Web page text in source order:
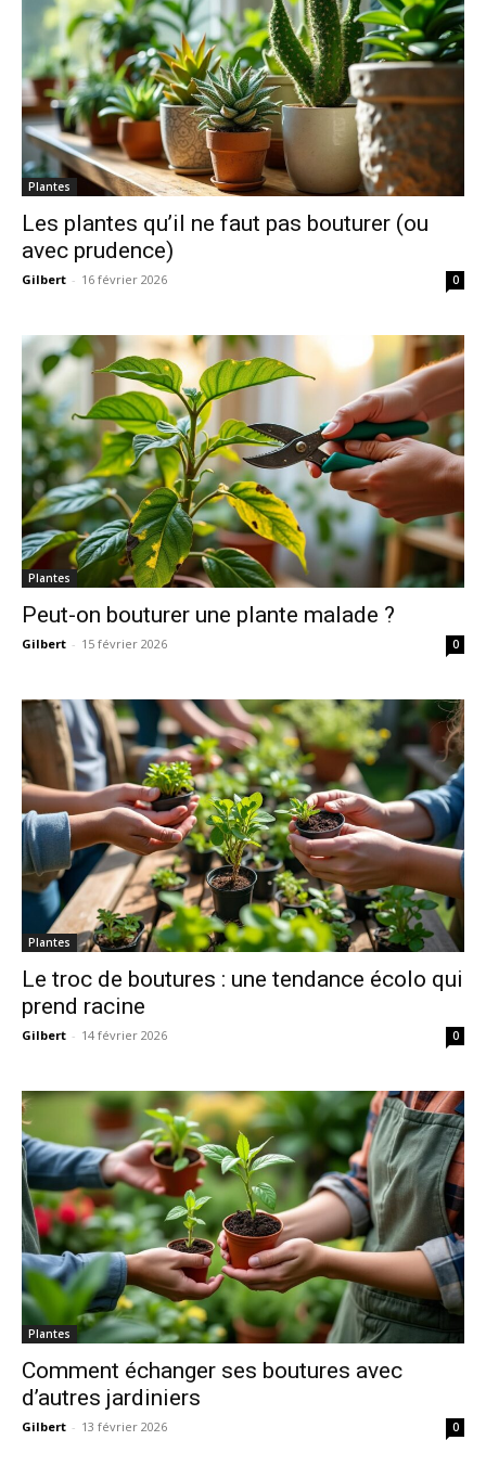
Plantes
Les plantes qu’il ne faut pas bouturer (ou
avec prudence)
Gilbert - 16 février 2026 0
Plantes
Peut-on bouturer une plante malade ?
Gilbert - 15 février 2026 0
Plantes
Le troc de boutures : une tendance écolo qui
prend racine
Gilbert - 14 février 2026 0
Plantes
Comment échanger ses boutures avec
d’autres jardiniers
Gilbert - 13 février 2026 0